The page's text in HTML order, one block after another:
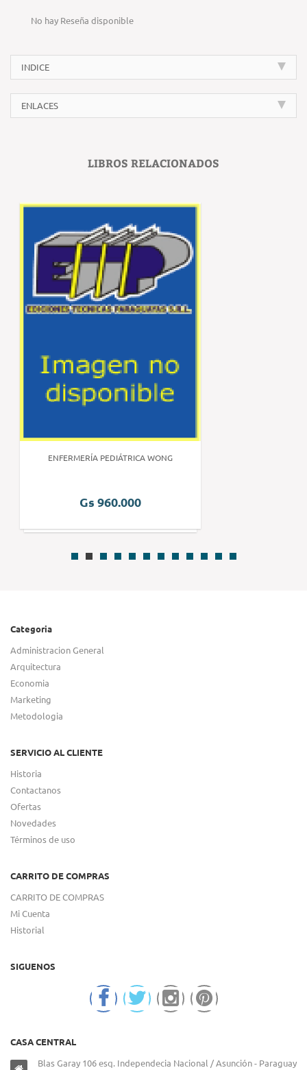
No hay Reseña disponible
INDICE
ENLACES
LIBROS RELACIONADOS
ENFERMERÍA PEDIÁTRICA WONG
Gs 960.000
Categoria
Administracion General
Arquitectura
Economia
Marketing
Metodologia
SERVICIO AL CLIENTE
Historia
Contactanos
Ofertas
Novedades
Términos de uso
CARRITO DE COMPRAS
CARRITO DE COMPRAS
Mi Cuenta
Historial
SIGUENOS
CASA CENTRAL
Blas Garay 106 esq. Independecia Nacional / Asunción - Paraguay